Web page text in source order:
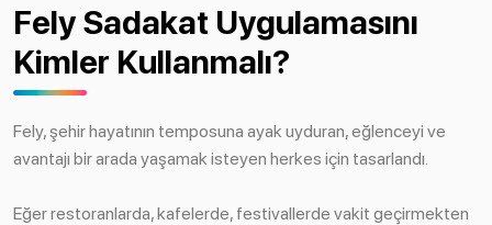
Fely Sadakat Uygulamasını
Kimler Kullanmalı?
Fely, şehir hayatının temposuna ayak uyduran, eğlenceyi ve
avantajı bir arada yaşamak isteyen herkes için tasarlandı.
Eğer restoranlarda, kafelerde, festivallerde vakit geçirmekten